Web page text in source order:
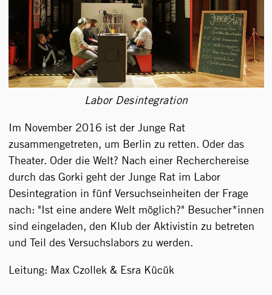
Labor Desintegration
Im November 2016 ist der Junge Rat
zusammengetreten, um Berlin zu retten. Oder das
Theater. Oder die Welt? Nach einer Recherchereise
durch das Gorki geht der Junge Rat im Labor
Desintegration in fünf Versuchseinheiten der Frage
nach: "Ist eine andere Welt möglich?" Besucher*innen
sind eingeladen, den Klub der Aktivistin zu betreten
und Teil des Versuchslabors zu werden.
Leitung: Max Czollek & Esra Kücük